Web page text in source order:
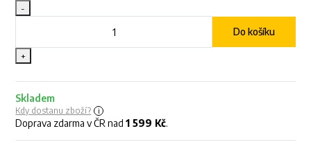
-
+
Do košíku
Skladem
Kdy dostanu zboží?
Doprava zdarma v ČR nad1 599 Kč.